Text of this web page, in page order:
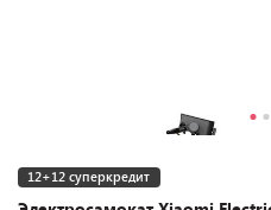
12+12 суперкредит